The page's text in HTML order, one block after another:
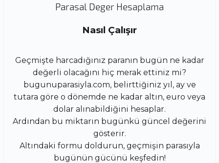
Parasal Deger Hesaplama
Nasıl Çalışır
Geçmişte harcadığınız paranın bugün ne kadar
değerli olacağını hiç merak ettiniz mi?
bugunuparasiyla.com, belirttiğiniz yıl, ay ve
tutara göre o dönemde ne kadar altın, euro veya
dolar alınabildiğini hesaplar.
Ardından bu miktarın bugünkü güncel değerini
gösterir.
Altındaki formu doldurun, geçmişin parasıyla
bugünün gücünü keşfedin!